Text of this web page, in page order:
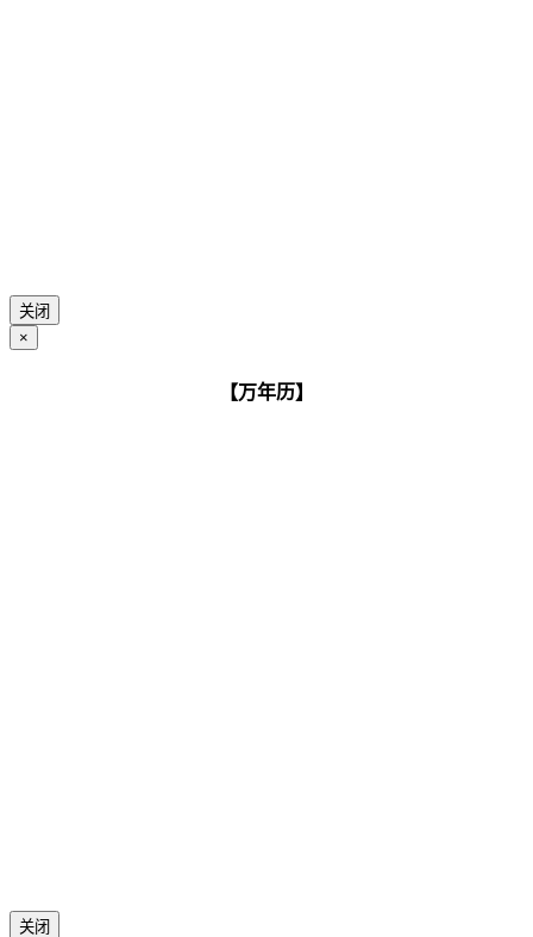
关闭
×
【万年历】
关闭